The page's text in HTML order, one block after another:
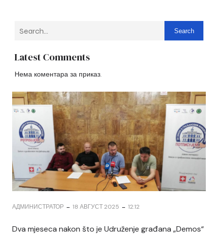
Search
Latest Comments
Нема коментара за приказ.
АДМИНИСТРАТОР - 18 АВГУСТ 2025 - 12:12
Dva mjeseca nakon što je Udruženje građana „Demos“